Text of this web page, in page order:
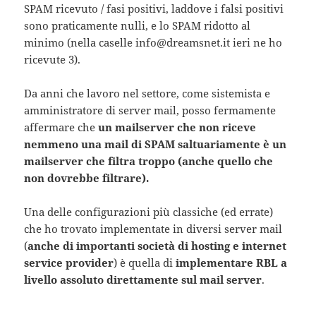
SPAM ricevuto / fasi positivi, laddove i falsi positivi
sono praticamente nulli, e lo SPAM ridotto al
minimo (nella caselle info@dreamsnet.it ieri ne ho
ricevute 3).
Da anni che lavoro nel settore, come sistemista e
amministratore di server mail, posso fermamente
affermare cheun mailserver che non riceve
nemmeno una mail di SPAM saltuariamente è un
mailserver che filtra troppo (anche quello che
non dovrebbe filtrare).
Una delle configurazioni più classiche (ed errate)
che ho trovato implementate in diversi server mail
(anche di importanti società di hosting e internet
service provider) è quella diimplementare RBL a
livello assoluto direttamente sul mail server.